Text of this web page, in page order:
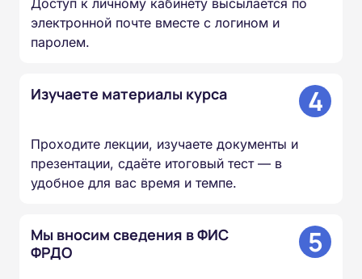
электронной почте вместе с логином и
паролем.
Изучаете материалы курса 4
Проходите лекции, изучаете документы и
презентации, сдаёте итоговый тест — в
удобное для вас время и темпе.
Мы вносим сведения в ФИС
ФРДО
5